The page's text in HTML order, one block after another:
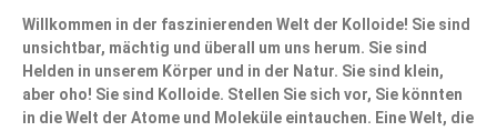
Willkommen in der faszinierenden Welt der Kolloide! Sie sind
unsichtbar, mächtig und überall um uns herum. Sie sind
Helden in unserem Körper und in der Natur. Sie sind klein,
aber oho! Sie sind Kolloide. Stellen Sie sich vor, Sie könnten
in die Welt der Atome und Moleküle eintauchen. Eine Welt, die